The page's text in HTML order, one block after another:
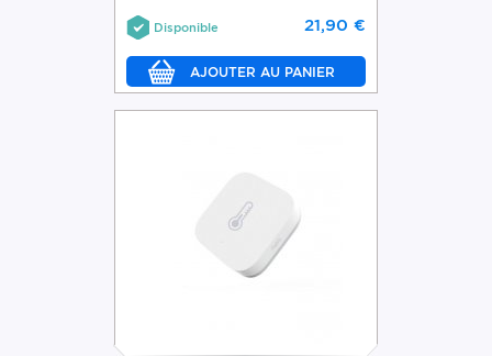
21,90 €
Disponible